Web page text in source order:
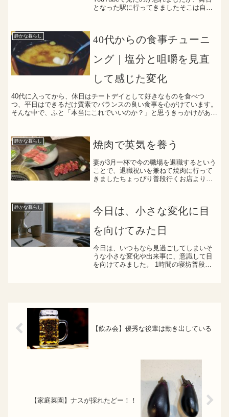
となった駅に行ってきましたそこは自然
静かな暮らし
40代からの食事チューニ
ング｜塩分と咀嚼を見直
して感じた変化
40代に入ってから、休日はチートデイとして好きなものを食べつ
つ、平日はできるだけ質素でバランスの良い食事を心がけています。
そんな中で、ふと「本当にこれでいいのか？」と思うきっかけがあり
静かな暮らし 焼肉で英気を養う
妻が3月一杯で今の職場を退職するという
ことで、退職祝いを兼ねて焼肉に行って
きましたちょっぴり普段行くお店よりグ
肉の轟々しさを演出し、...
静かな暮らし
今日は、小さな変化に目
を向けてみた日
今日は、いつもなら見過ごしてしまいそ
うな小さな変化や出来事に、意識して目
を向けてみました。 1時間の寝坊普段な
【飲み会】優秀な後輩は動き出している
【家庭菜園】ナスが採れたどー！！